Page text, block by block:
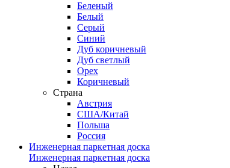
Беленый
Белый
Серый
Синий
Дуб коричневый
Дуб светлый
Орех
Коричневый
Страна
Австрия
США/Китай
Польша
Россия
Инженерная паркетная доска
Инженерная паркетная доска